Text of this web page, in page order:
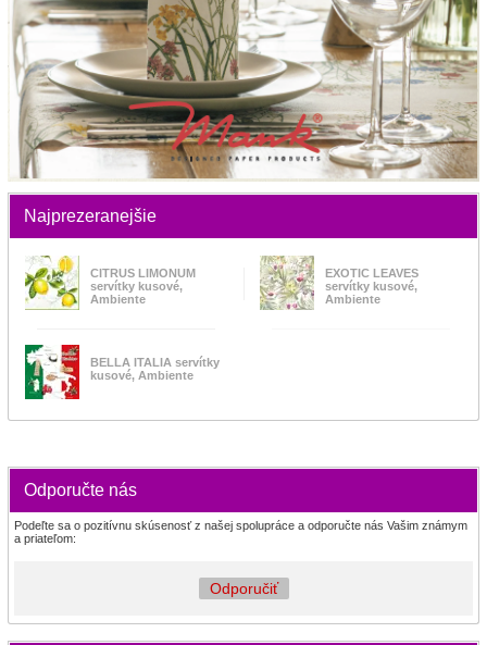
Najprezeranejšie
CITRUS LIMONUM
servítky kusové,
Ambiente
EXOTIC LEAVES
servítky kusové,
Ambiente
BELLA ITALIA servítky
kusové, Ambiente
Odporučte nás
Podeľte sa o pozitívnu skúsenosť z našej spolupráce a odporučte nás Vašim známym
a priateľom:
Odporučiť